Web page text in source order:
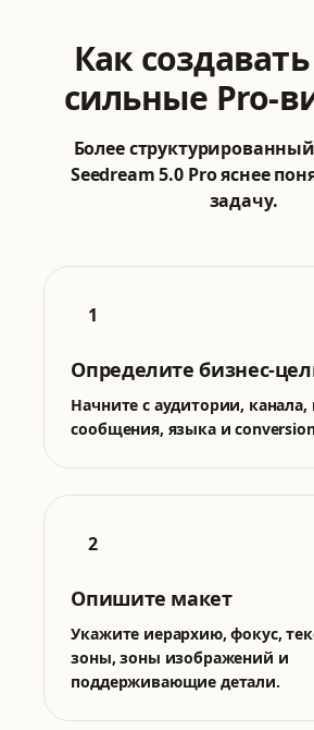
Как
сильные Pro-
Более
Seedream 5.0 Pro яснее
задачу.
1
Определите бизнес-
Начните с аудитории, канала,
сообщения, языка и
2
Опишите макет
Укажите иерархию, фокус,
зоны, зоны изображений и
поддерживающие детали.